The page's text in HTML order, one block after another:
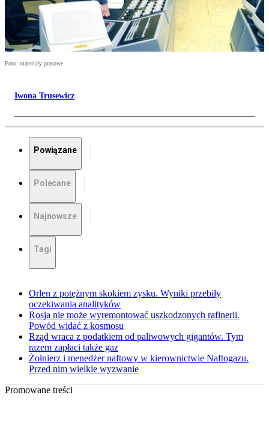
Foto: materiały prasowe
Iwona Trusewicz
Powiązane
Polecane
Najnowsze
Tagi
Orlen z potężnym skokiem zysku. Wyniki przebiły
oczekiwania analityków
Rosja nie może wyremontować uszkodzonych rafinerii.
Powód widać z kosmosu
Rząd wraca z podatkiem od paliwowych gigantów. Tym
razem zapłaci także gaz
Żołnierz i menedżer naftowy w kierownictwie Naftogazu.
Przed nim wielkie wyzwanie
Promowane treści